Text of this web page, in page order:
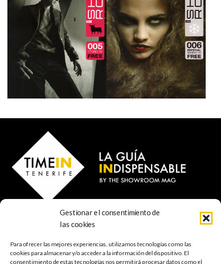
Gestionar el consentimiento de
las cookies
Para ofrecer las mejores experiencias, utilizamos tecnologías como las
cookies para almacenar y/o acceder a la información del dispositivo. El
consentimiento de estas tecnologías nos permitirá procesar datos como el
© 2023 TIME IN TENERIFE - Rosti Family Group S.L.
38001 Santa Cruz de Tenerife (ES)